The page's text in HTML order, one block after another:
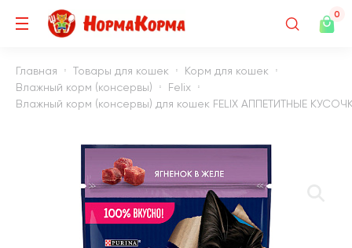
0
Главная Товары для кошек
Корм для кошек
Влажный корм (консервы)
Felix
Влажный корм (консервы) для кошек FELIX АППЕТИТНЫЕ